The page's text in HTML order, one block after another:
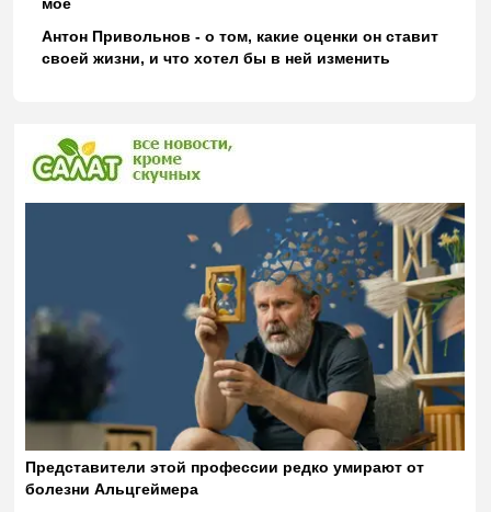
Антон Привольнов - о том, какие оценки он ставит
своей жизни, и что хотел бы в ней изменить